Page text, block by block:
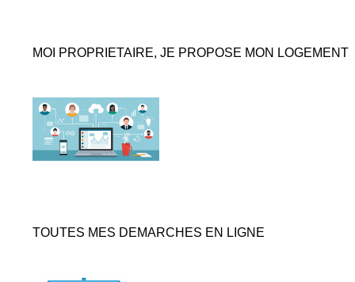
MOI PROPRIETAIRE, JE PROPOSE MON LOGEMENT
TOUTES MES DEMARCHES EN LIGNE